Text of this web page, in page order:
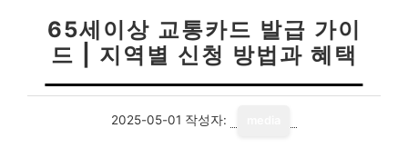
65세이상 교통카드 발급 가이
드 | 지역별 신청 방법과 혜택
2025-05-01 작성자: